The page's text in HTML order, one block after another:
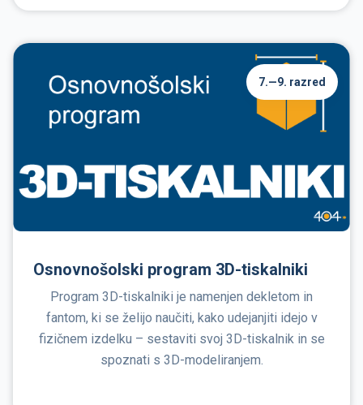
7.—9. razred
Osnovnošolski program 3D-tiskalniki
Program 3D-tiskalniki je namenjen dekletom in
fantom, ki se želijo naučiti, kako udejanjiti idejo v
fizičnem izdelku – sestaviti svoj 3D-tiskalnik in se
spoznati s 3D-modeliranjem.